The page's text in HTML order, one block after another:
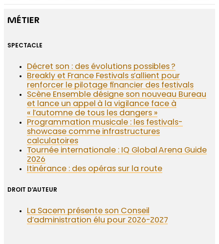
MÉTIER
SPECTACLE
Décret son : des évolutions possibles ?
Breakly et France Festivals s’allient pour
renforcer le pilotage financier des festivals
Scène Ensemble désigne son nouveau Bureau
et lance un appel à la vigilance face à
« l’automne de tous les dangers »
Programmation musicale : les festivals-
showcase comme infrastructures
calculatoires
Tournée internationale : IQ Global Arena Guide
2026
Itinérance : des opéras sur la route
DROIT D’AUTEUR
La Sacem présente son Conseil
d’administration élu pour 2026-2027